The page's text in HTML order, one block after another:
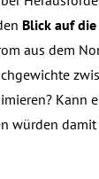
Blick auf
aus dem
Kann
würden